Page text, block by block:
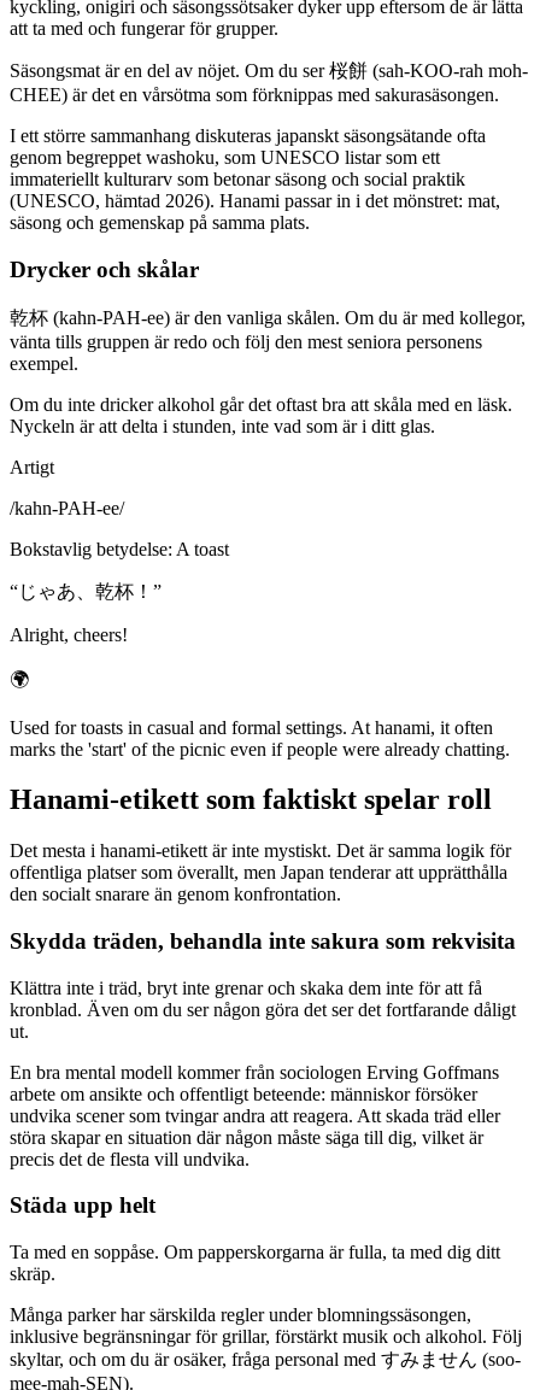
kyckling, onigiri och säsongssötsaker dyker upp eftersom de är lätta
att ta med och fungerar för grupper.
Säsongsmat är en del av nöjet. Om du ser 桜餅 (sah-KOO-rah moh-
CHEE) är det en vårsötma som förknippas med sakurasäsongen.
I ett större sammanhang diskuteras japanskt säsongsätande ofta
genom begreppet washoku, som UNESCO listar som ett
immateriellt kulturarv som betonar säsong och social praktik
(UNESCO, hämtad 2026). Hanami passar in i det mönstret: mat,
säsong och gemenskap på samma plats.
Drycker och skålar
乾杯 (kahn-PAH-ee) är den vanliga skålen. Om du är med kollegor,
vänta tills gruppen är redo och följ den mest seniora personens
exempel.
Om du inte dricker alkohol går det oftast bra att skåla med en läsk.
Nyckeln är att delta i stunden, inte vad som är i ditt glas.
Artigt
/kahn-PAH-ee/
Bokstavlig betydelse: A toast
“じゃあ、乾杯！ ”
Alright, cheers!
🌍
Used for toasts in casual and formal settings. At hanami, it often
marks the 'start' of the picnic even if people were already chatting.
Hanami-etikett som faktiskt spelar roll
Det mesta i hanami-etikett är inte mystiskt. Det är samma logik för
offentliga platser som överallt, men Japan tenderar att upprätthålla
den socialt snarare än genom konfrontation.
Skydda träden, behandla inte sakura som rekvisita
Klättra inte i träd, bryt inte grenar och skaka dem inte för att få
kronblad. Även om du ser någon göra det ser det fortfarande dåligt
ut.
En bra mental modell kommer från sociologen Erving Goffmans
arbete om ansikte och offentligt beteende: människor försöker
undvika scener som tvingar andra att reagera. Att skada träd eller
störa skapar en situation där någon måste säga till dig, vilket är
precis det de flesta vill undvika.
Städa upp helt
Ta med en soppåse. Om papperskorgarna är fulla, ta med dig ditt
skräp.
Många parker har särskilda regler under blomningssäsongen,
inklusive begränsningar för grillar, förstärkt musik och alkohol. Följ
skyltar, och om du är osäker, fråga personal med すみません (soo-
mee-mah-SEN).